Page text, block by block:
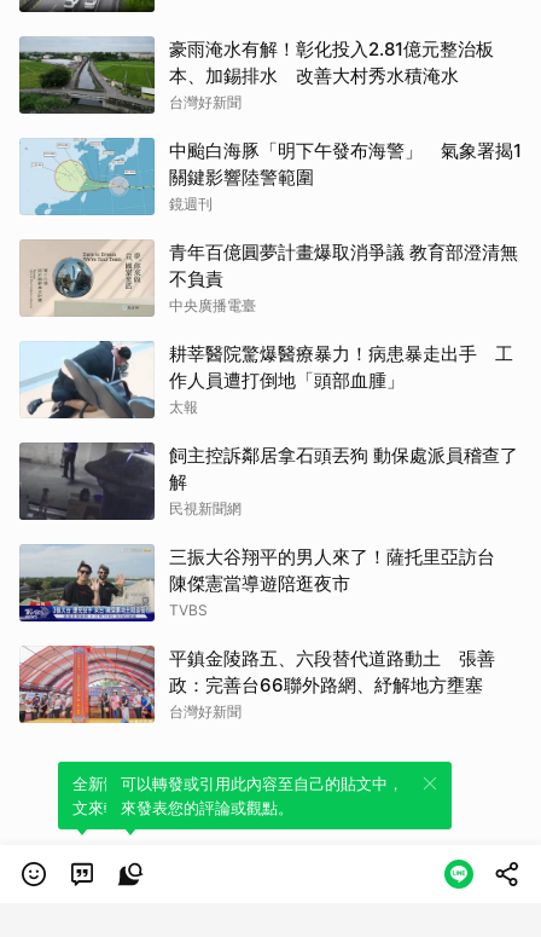
豪雨淹水有解！彰化投入2.81億元整治板
本、加錫排水 改善大村秀水積淹水
台灣好新聞
中颱白海豚「明下午發布海警」 氣象署揭1
關鍵影響陸警範圍
鏡週刊
青年百億圓夢計畫爆取消爭議 教育部澄清無
不負責
中央廣播電臺
耕莘醫院驚爆醫療暴力！病患暴走出手 工
作人員遭打倒地「頭部血腫」
太報
飼主控訴鄰居拿石頭丟狗 動保處派員稽查了
解
民視新聞網
三振大谷翔平的男人來了！薩托里亞訪台
陳傑憲當導遊陪逛夜市
TVBS
平鎮金陵路五、六段替代道路動土 張善
政：完善台66聯外路網、紓解地方壅塞
台灣好新聞
全新體驗！一鍵引用此內容，透過發布貼
文來輕鬆表達個人立場。
可以轉發或引用此內容至自己的貼文中，
來發表您的評論或觀點。